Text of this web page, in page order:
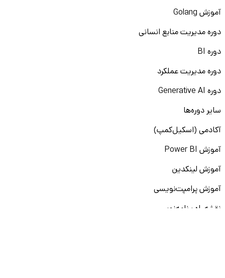
آموزش Golang
دوره مدیریت منابع انسانی
دوره BI
دوره مدیریت عملکرد
دوره Generative AI
سایر دوره‌ها
آکادمی (اسکیل‌کمپ)
آموزش Power BI
آموزش لینکدین
آموزش پرامپت‌نویسی
نقشه راه برنامه‌نویسی